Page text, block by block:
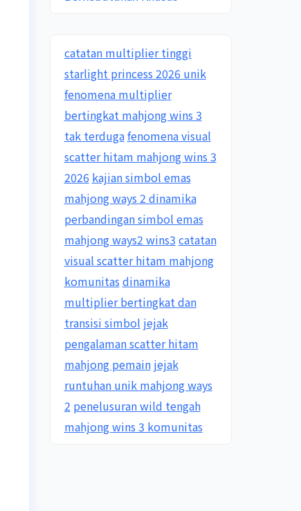
catatan multiplier tinggi
starlight princess 2026 unik
fenomena multiplier
bertingkat mahjong wins 3
tak terdugafenomena visual
scatter hitam mahjong wins 3
2026 kajian simbol emas
mahjong ways 2 dinamika
perbandingan simbol emas
mahjong ways2 wins3 catatan
visual scatter hitam mahjong
komunitas dinamika
multiplier bertingkat dan
transisi simbol jejak
pengalaman scatter hitam
mahjong pemain jejak
runtuhan unik mahjong ways
2 penelusuran wild tengah
mahjong wins 3 komunitas